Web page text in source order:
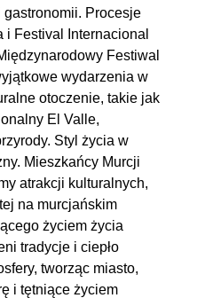
Procesje
Festival Internacional
Festiwal
wydarzenia w
otoczenie, takie jak
El Valle,
Styl życia w
Mieszkańcy Murcji
atrakcji kulturalnych,
na murcjańskim
życiem życia
tradycje i ciepło
tworząc miasto,
i tętniące życiem